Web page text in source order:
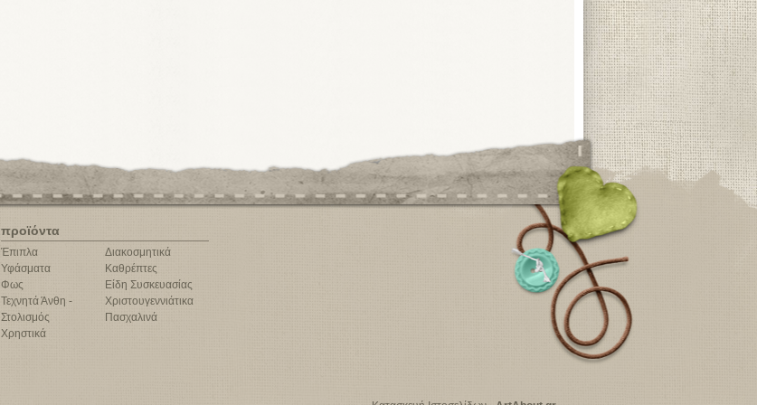
προϊόντα
Έπιπλα
Υφάσματα
Φως
Τεχνητά Άνθη -
Στολισμός
Χρηστικά
Διακοσμητικά
Καθρέπτες
Είδη Συσκευασίας
Χριστουγεννιάτικα
Πασχαλινά